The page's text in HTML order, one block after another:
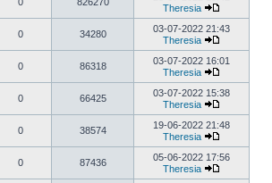
Theresia
0 34280
03-07-2022 21:43
Theresia
0 86318
03-07-2022 16:01
Theresia
0 66425
03-07-2022 15:38
Theresia
0 38574
19-06-2022 21:48
Theresia
0 87436
05-06-2022 17:56
Theresia